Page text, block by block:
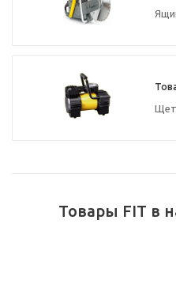
Товары FIT в